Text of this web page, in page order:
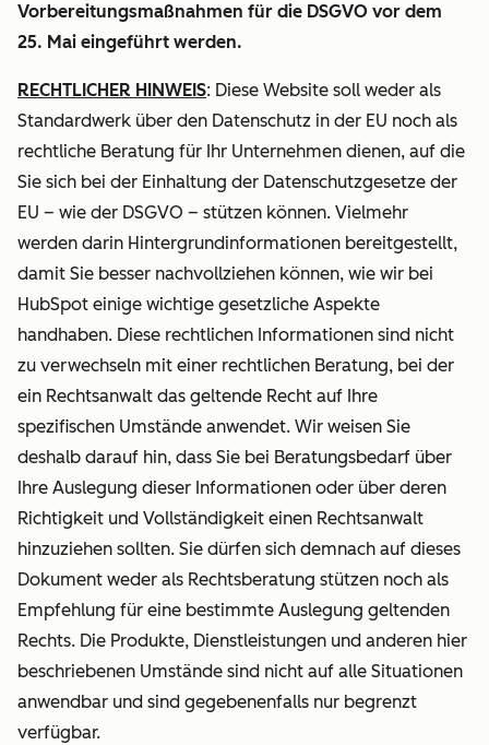
Vorbereitungsmaßnahmen für die DSGVO vor dem
25. Mai eingeführt werden.
RECHTLICHER HINWEIS: Diese Website soll weder als
Standardwerk über den Datenschutz in der EU noch als
rechtliche Beratung für Ihr Unternehmen dienen, auf die
Sie sich bei der Einhaltung der Datenschutzgesetze der
EU – wie der DSGVO – stützen können. Vielmehr
werden darin Hintergrundinformationen bereitgestellt,
damit Sie besser nachvollziehen können, wie wir bei
HubSpot einige wichtige gesetzliche Aspekte
handhaben. Diese rechtlichen Informationen sind nicht
zu verwechseln mit einer rechtlichen Beratung, bei der
ein Rechtsanwalt das geltende Recht auf Ihre
spezifischen Umstände anwendet. Wir weisen Sie
deshalb darauf hin, dass Sie bei Beratungsbedarf über
Ihre Auslegung dieser Informationen oder über deren
Richtigkeit und Vollständigkeit einen Rechtsanwalt
hinzuziehen sollten. Sie dürfen sich demnach auf dieses
Dokument weder als Rechtsberatung stützen noch als
Empfehlung für eine bestimmte Auslegung geltenden
Rechts. Die Produkte, Dienstleistungen und anderen hier
beschriebenen Umstände sind nicht auf alle Situationen
anwendbar und sind gegebenenfalls nur begrenzt
verfügbar.